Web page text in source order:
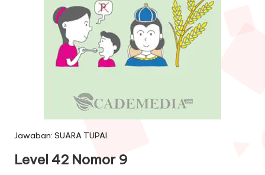
Jawaban: SUARA TUPAI.
Level 42 Nomor 9